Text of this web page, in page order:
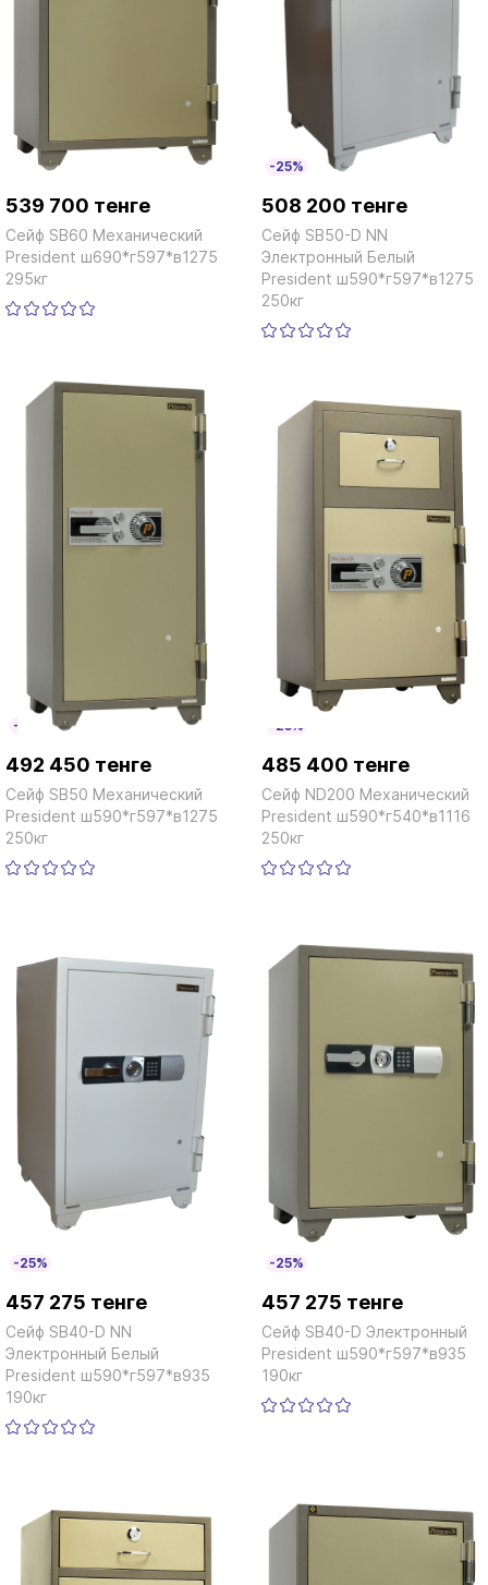
-25%
539 700 тенге
Сейф SB60 Механический
President ш690*г597*в1275
295кг
-25%
508 200 тенге
Сейф SB50-D NN
Электронный Белый
President ш590*г597*в1275
250кг
-25%
492 450 тенге
Сейф SB50 Механический
President ш590*г597*в1275
250кг
-25%
485 400 тенге
Сейф ND200 Механический
President ш590*г540*в1116
250кг
-25%
457 275 тенге
Сейф SB40-D NN
Электронный Белый
President ш590*г597*в935
190кг
-25%
457 275 тенге
Сейф SB40-D Электронный
President ш590*г597*в935
190кг